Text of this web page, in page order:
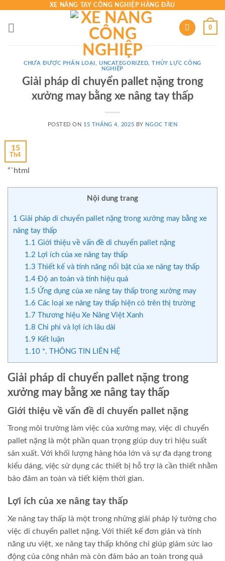
content
XE NÂNG TAY CÔNG NGHIỆP HÀNG ĐẦU
0
CHƯA ĐƯỢC PHÂN LOẠI ,UNCATEGORIZED ,THỦY LỰC CÔNG
NGHIỆP
Giải pháp di chuyển pallet nặng trong
xưởng may bằng xe nâng tay thấp
POSTED ON 15 THÁNG 4, 2025 BY NGOC TIEN
15
Th4
“`html
Nội dung trang
1 Giải pháp di chuyển pallet nặng trong xưởng may bằng xe
nâng tay thấp
1.1 Giới thiệu về vấn đề di chuyển pallet nặng
1.2 Lợi ích của xe nâng tay thấp
1.3 Thiết kế và tính năng nổi bật của xe nâng tay thấp
1.4Độ an toàn và tính hiệu quả
1.5 Ứng dụng của xe nâng tay thấp trong xưởng may
1.6 Các loại xe nâng tay thấp hiện có trên thị trường
1.7 Thương hiệu Xe Nâng Việt Xanh
1.8 Chi phí và lợi ích lâu dài
1.9 Kết luận
1.10*. THÔNG TIN LIÊN HỆ
Giải pháp di chuyển pallet nặng trong
xưởng may bằng xe nâng tay thấp
Giới thiệu về vấn đề di chuyển pallet nặng
Trong môi trường làm việc của xưởng may, việc di chuyển
pallet nặng là một phần quan trọng giúp duy trì hiệu suất
sản xuất. Với khối lượng hàng hóa lớn và sự đa dạng trong
kiểu dáng, việc sử dụng các thiết bị hỗ trợ là cần thiết nhằm
bảo đảm an toàn và tiết kiệm thời gian.
Lợi ích của xe nâng tay thấp
Xe nâng tay thấp là một trong những giải pháp lý tưởng cho
việc di chuyển pallet nặng. Với thiết kế đơn giản và tính
năng ưu việt, xe nâng tay thấp không chỉ giúp giảm sức lao
động của công nhân mà còn đảm bảo an toàn trong quá